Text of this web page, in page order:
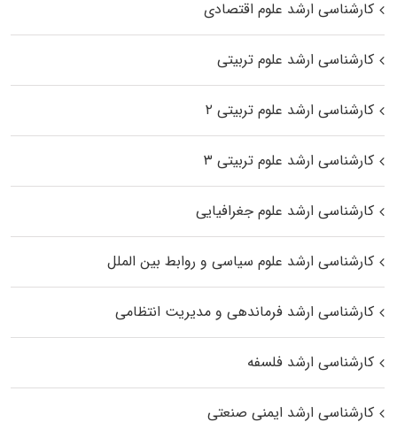
کارشناسی ارشد علوم اقتصادی
کارشناسی ارشد علوم تربیتی
کارشناسی ارشد علوم تربیتی ۲
کارشناسی ارشد علوم تربیتی ۳
کارشناسی ارشد علوم جغرافیایی
کارشناسی ارشد علوم سیاسی و روابط بین الملل
کارشناسی ارشد فرماندهی و مدیریت انتظامی
کارشناسی ارشد فلسفه
کارشناسی ارشد ایمنی صنعتی